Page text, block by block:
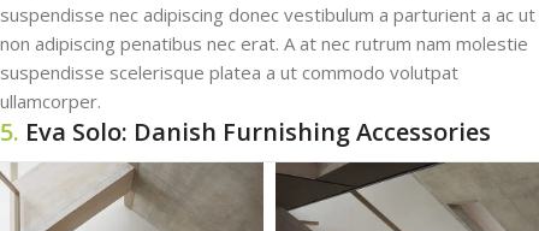
suspendisse nec adipiscing donec vestibulum a parturient a ac ut
non adipiscing penatibus nec erat. A at nec rutrum nam molestie
suspendisse scelerisque platea a ut commodo volutpat
ullamcorper.
5. Eva Solo: Danish Furnishing Accessories